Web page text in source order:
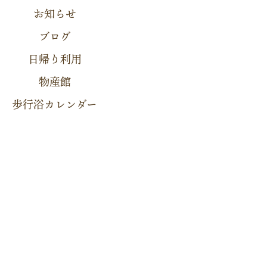
お知らせ
ブログ
日帰り利用
物産館
歩行浴カレンダー